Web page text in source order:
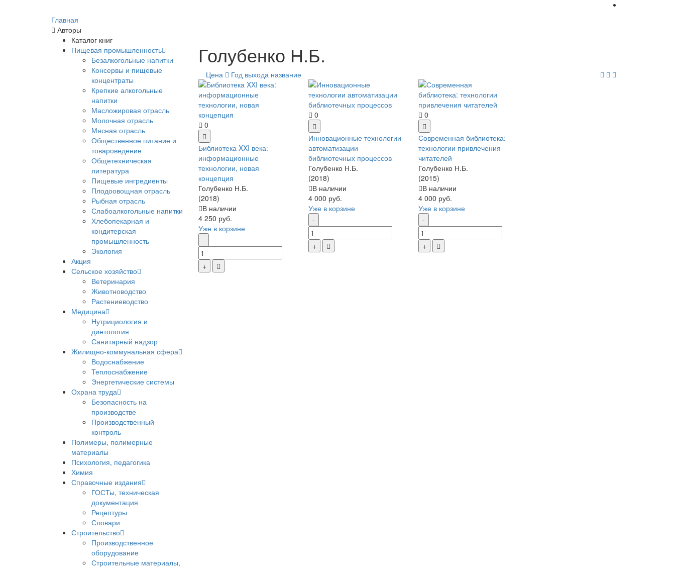
Главная
Авторы
Каталог книг
Пищевая промышленность
Безалкогольные напитки
Консервы и пищевые
концентраты
Крепкие алкогольные
напитки
Масложировая отрасль
Молочная отрасль
Мясная отрасль
Общественное питание и
товароведение
Общетехническая
литература
Пищевые ингредиенты
Плодоовощная отрасль
Рыбная отрасль
Слабоалкогольные напитки
Хлебопекарная и
кондитерская
промышленность
Экология
Акция
Сельское хозяйство
Ветеринария
Животноводство
Растениеводство
Медицина
Нутрициология и
диетология
Санитарный надзор
Жилищно-коммунальная сфера
Водоснабжение
Теплоснабжение
Энергетические системы
Охрана труда
Безопасность на
производстве
Производственный
контроль
Полимеры, полимерные
материалы
Психология, педагогика
Химия
Справочные издания
ГОСТы, техническая
документация
Рецептуры
Словари
Строительство
Производственное
оборудование
Строительные материалы,
Голубенко Н.Б.
Цена Год выхода название
0
Библиотека XXI века:
информационные
технологии, новая
концепция
Голубенко Н.Б.
(2018)
В наличии
4 250 руб.
Уже в корзине
0
Инновационные технологии
автоматизации
библиотечных процессов
Голубенко Н.Б.
(2018)
В наличии
4 000 руб.
Уже в корзине
0
Современная библиотека:
технологии привлечения
читателей
Голубенко Н.Б.
(2015)
В наличии
4 000 руб.
Уже в корзине